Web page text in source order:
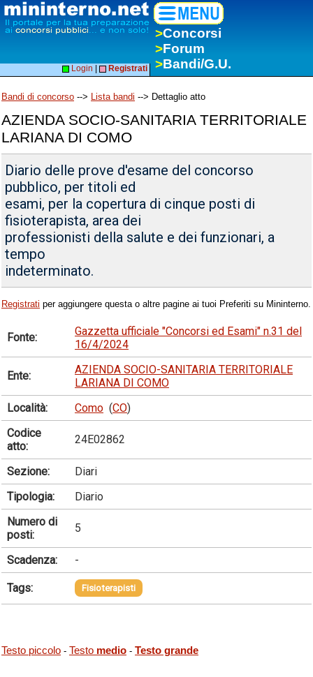
>Concorsi
>Forum
>Bandi/G.U.
Login Registrati
Bandi di concorso --> Lista bandi --> Dettaglio atto
AZIENDA SOCIO-SANITARIA TERRITORIALE
LARIANA DI COMO
Diario delle prove d'esame del concorso
pubblico, per titoli ed
esami, per la copertura di cinque posti di
fisioterapista, area dei
professionisti della salute e dei funzionari, a
tempo
indeterminato.
Registrati per aggiungere questa o altre pagine ai tuoi Preferiti su Mininterno.
Fonte:
Gazzetta ufficiale "Concorsi ed Esami" n.31 del
16/4/2024
Ente:
AZIENDA SOCIO-SANITARIA TERRITORIALE
LARIANA DI COMO
Località:
Como (CO)
Codice
atto:
24E02862
Sezione:
Diari
Tipologia:
Diario
Numero di
posti:
5
Scadenza: -
Tags: Fisioterapisti
Testo piccolo - Testo medio - Testo grande